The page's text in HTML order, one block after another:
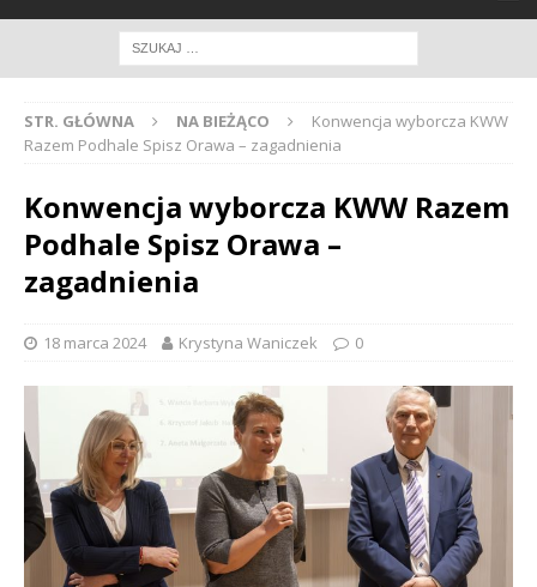
STR. GŁÓWNA NA BIEŻĄCO
Konwencja wyborcza KWW
Razem Podhale Spisz Orawa – zagadnienia
Konwencja wyborcza KWW Razem
Podhale Spisz Orawa –
zagadnienia
18 marca 2024 Krystyna Waniczek 0